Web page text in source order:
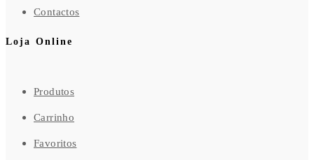
Contactos
Loja Online
Produtos
Carrinho
Favoritos